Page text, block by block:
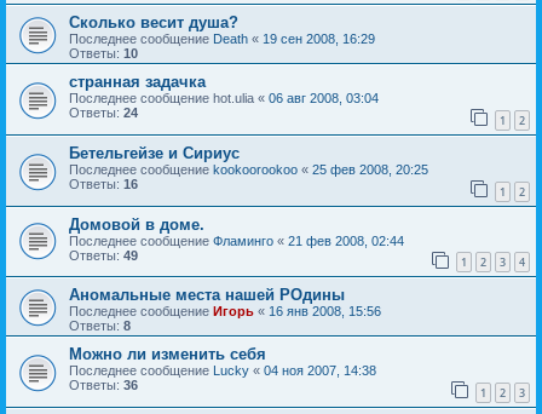
Сколько весит душа?
Последнее сообщение Death « 19 сен 2008, 16:29
Ответы: 10
странная задачка
Последнее сообщение hot.ulia « 06 авг 2008, 03:04
Ответы: 24 1 2
Бетельгейзе и Сириус
Последнее сообщение kookoorookoo « 25 фев 2008, 20:25
Ответы: 16 1 2
Домовой в доме.
Последнее сообщение Фламинго « 21 фев 2008, 02:44
Ответы: 49 1 2 3 4
Аномальные места нашей РОдины
Последнее сообщение Игорь « 16 янв 2008, 15:56
Ответы: 8
Можно ли изменить себя
Последнее сообщение Lucky « 04 ноя 2007, 14:38
Ответы: 36 1 2 3